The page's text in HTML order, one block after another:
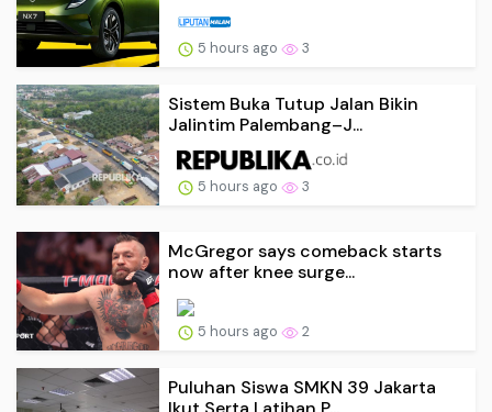
5 hours ago 3
Sistem Buka Tutup Jalan Bikin
Jalintim Palembang–J...
5 hours ago 3
McGregor says comeback starts
now after knee surge...
5 hours ago 2
Puluhan Siswa SMKN 39 Jakarta